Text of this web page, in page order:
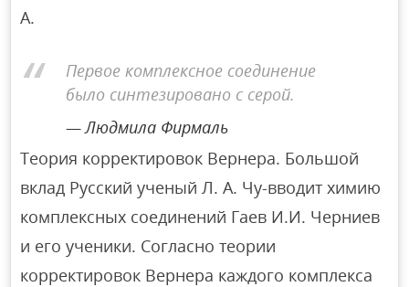
А.
Первое комплексное соединение
было синтезировано с серой.
Людмила Фирмаль
Теория корректировок Вернера. Большой
вклад Русский ученый Л. А. Чу-вводит химию
комплексных соединений Гаев И.И. Черниев
и его ученики. Согласно теории
корректировок Вернера каждого комплекса